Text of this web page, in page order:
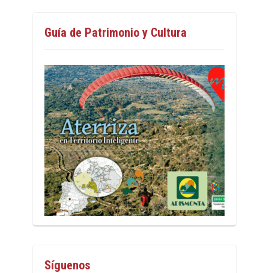
Guía de Patrimonio y Cultura
Síguenos